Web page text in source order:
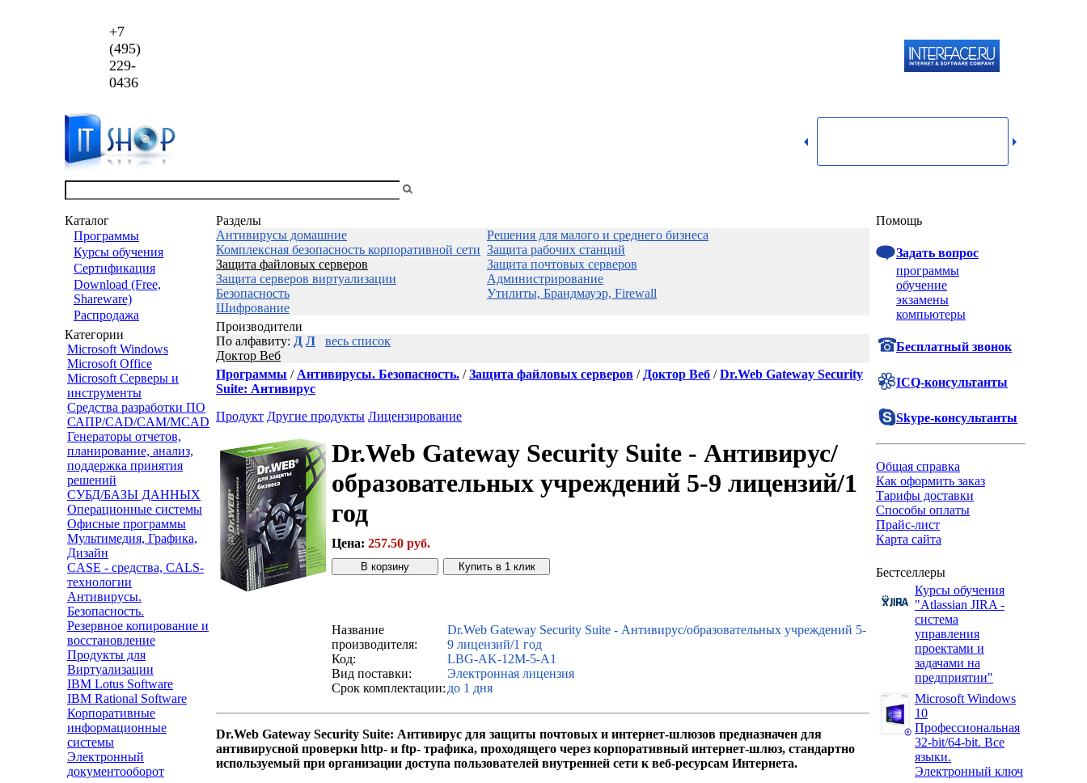
+7
(495)
229-
0436
Каталог
Программы
Курсы обучения
Сертификация
Download (Free,
Shareware)
Распродажа
Категории
Microsoft Windows
Microsoft Office
Microsoft Серверы и
инструменты
Средства разработки ПО
САПР/CAD/CAM/MCAD
Генераторы отчетов,
планирование, анализ,
поддержка принятия
решений
СУБД/БАЗЫ ДАННЫХ
Операционные системы
Офисные программы
Мультимедия, Графика,
Дизайн
CASE - средства, CALS-
технологии
Антивирусы.
Безопасность.
Резервное копирование и
восстановление
Продукты для
Виртуализации
IBM Lotus Software
IBM Rational Software
Корпоративные
информационные
системы
Электронный
документооборот
Разделы
Антивирусы домашние
Решения для малого и среднего бизнеса
Комплексная безопасность корпоративной сети Защита рабочих станций
Защита файловых серверов
Защита почтовых серверов
Защита серверов виртуализации
Администрирование
Безопасность
Утилиты, Брандмауэр, Firewall
Шифрование
Производители
По алфавиту: Д Л
весь список
Доктор Веб
Программы / Антивирусы. Безопасность. /Защита файловых серверов / Доктор Веб /Dr.Web Gateway Security
Suite: Антивирус
Продукт Другие продукты Лицензирование
Dr.Web Gateway Security Suite - Антивирус/
образовательных учреждений 5-9 лицензий/1
год
Цена: 257.50 руб.
Название
производителя:
Dr.Web Gateway Security Suite - Антивирус/образовательных учреждений 5-
9 лицензий/1 год
Код:
LBG-AK-12M-5-A1
Вид поставки:
Электронная лицензия
Срок комплектации: до 1 дня
Dr.Web Gateway Security Suite: Антивирус для защиты почтовых и интернет-шлюзов предназначен для
антивирусной проверки http- и ftp- трафика, проходящего через корпоративный интернет-шлюз, стандартно
используемый при организации доступа пользователей внутренней сети к веб-ресурсам Интернета.
Помощь
Задать вопрос
программы
обучение
экзамены
компьютеры
Бесплатный звонок
ICQ-консультанты
Skype-консультанты
Общая справка
Как оформить заказ
Тарифы доставки
Способы оплаты
Прайс-лист
Карта сайта
Бестселлеры
Курсы обучения
"Atlassian JIRA -
система
управления
проектами и
задачами на
предприятии"
Microsoft Windows
10
Профессиональная
32-bit/64-bit. Все
языки.
Электронный ключ